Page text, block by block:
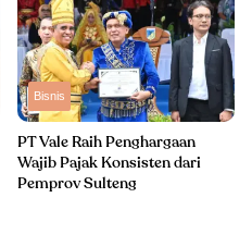
Bisnis
PT Vale Raih Penghargaan
Wajib Pajak Konsisten dari
Pemprov Sulteng